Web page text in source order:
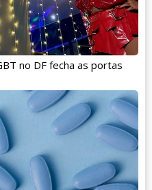
no DF fecha as portas